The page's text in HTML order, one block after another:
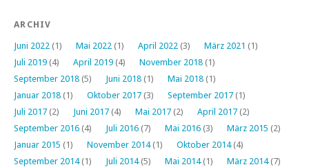
ARCHIV
Juni 2022 (1) Mai 2022 (1) April 2022 (3) März 2021 (1)
Juli 2019 (4) April 2019 (4) November 2018 (1)
September 2018 (5) Juni 2018 (1) Mai 2018 (1)
Januar 2018 (1) Oktober 2017 (3) September 2017 (1)
Juli 2017 (2) Juni 2017 (4) Mai 2017 (2) April 2017 (2)
September 2016 (4) Juli 2016 (7) Mai 2016 (3) März 2015 (2)
Januar 2015 (1) November 2014(1) Oktober 2014(4)
September 2014(1) Juli 2014(5) Mai 2014(1) März 2014(7)